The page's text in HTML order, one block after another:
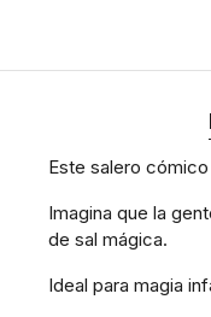
Este salero
Imagina que la
de sal mágica.
Ideal para magia